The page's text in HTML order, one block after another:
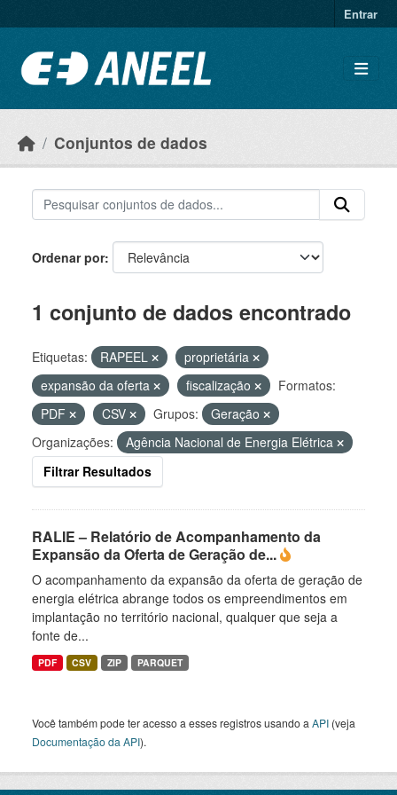
Entrar
Conjuntos de dados
Ordenar por
1 conjunto de dados encontrado
Etiquetas: RAPEEL
proprietária
expansão da oferta
fiscalização
Formatos:
PDF
CSV Grupos:
Geração
Organizações:
Agência Nacional de Energia Elétrica
Filtrar Resultados
RALIE – Relatório de Acompanhamento da
Expansão da Oferta de Geração de...
O acompanhamento da expansão da oferta de geração de
energia elétrica abrange todos os empreendimentos em
implantação no território nacional, qualquer que seja a
fonte de...
PDF CSV ZIP PARQUET
Você também pode ter acesso a esses registros usando a API (veja
Documentação da API).